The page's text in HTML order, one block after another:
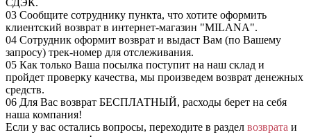
СДЭК.
03 Сообщите сотруднику пункта, что хотите оформить
клиентский возврат в интернет-магазин "MILANA".
04 Сотрудник оформит возврат и выдаст Вам (по Вашему
запросу) трек-номер для отслеживания.
05 Как только Ваша посылка поступит на наш склад и
пройдет проверку качества, мы произведем возврат денежных
средств.
06 Для Вас возврат БЕСПЛАТНЫЙ, расходы берет на себя
наша компания!
Если у вас остались вопросы, переходите в раздел возврата и